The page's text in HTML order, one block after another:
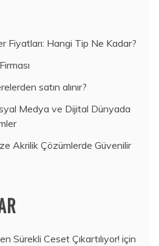
Fiyatları: Hangi Tip Ne Kadar?
satın alınır?
Medya ve Dijital Dünyada
Akrilik Çözümlerde Güvenilir
Sürekli Ceset Çıkartılıyor! için